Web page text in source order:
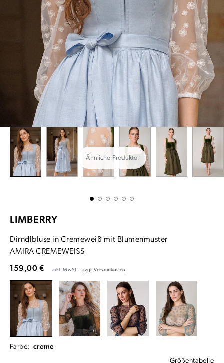
Ähnliche Produkte
LIMBERRY
Dirndlbluse in Cremeweiß mit Blumenmuster
AMIRA CREMEWEISS
159,00 € inkl. MwSt. zzgl. Versandkosten
Farbe: creme
Größentabelle